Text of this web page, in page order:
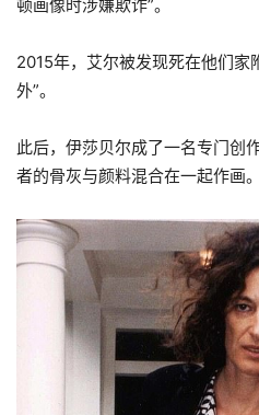
顿画像时涉嫌欺诈”。
2015年，艾尔被发现死在他们家
外”。
此后，伊莎贝尔成了一名专门创
者的骨灰与颜料混合在一起作画。